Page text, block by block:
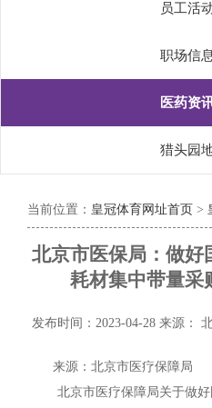
员工活
职场信息
医药资
猎头园
当前位置： 皇冠体育网址首页 >
北京市医保局：做好
耗材集中带量采
发布时间：2023-04-28 来源：
来源：北京市医疗保障局
北京市医疗保障局关于做